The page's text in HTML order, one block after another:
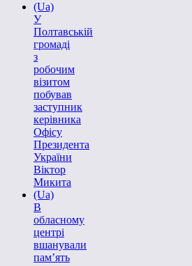
(Ua)
У
Полтавській
громаді
з
робочим
візитом
побував
заступник
керівника
Офісу
Президента
України
Віктор
Микита
(Ua)
В
обласному
центрі
вшанували
пам’ять